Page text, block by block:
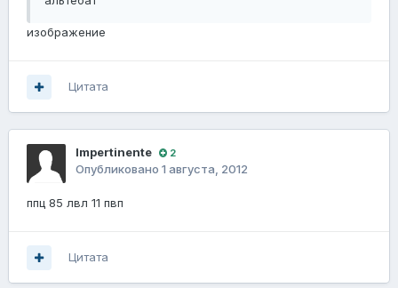
изображение
Цитата
Impertinente 2
Опубликовано 1 августа, 2012
ппц 85 лвл 11 пвп
Цитата